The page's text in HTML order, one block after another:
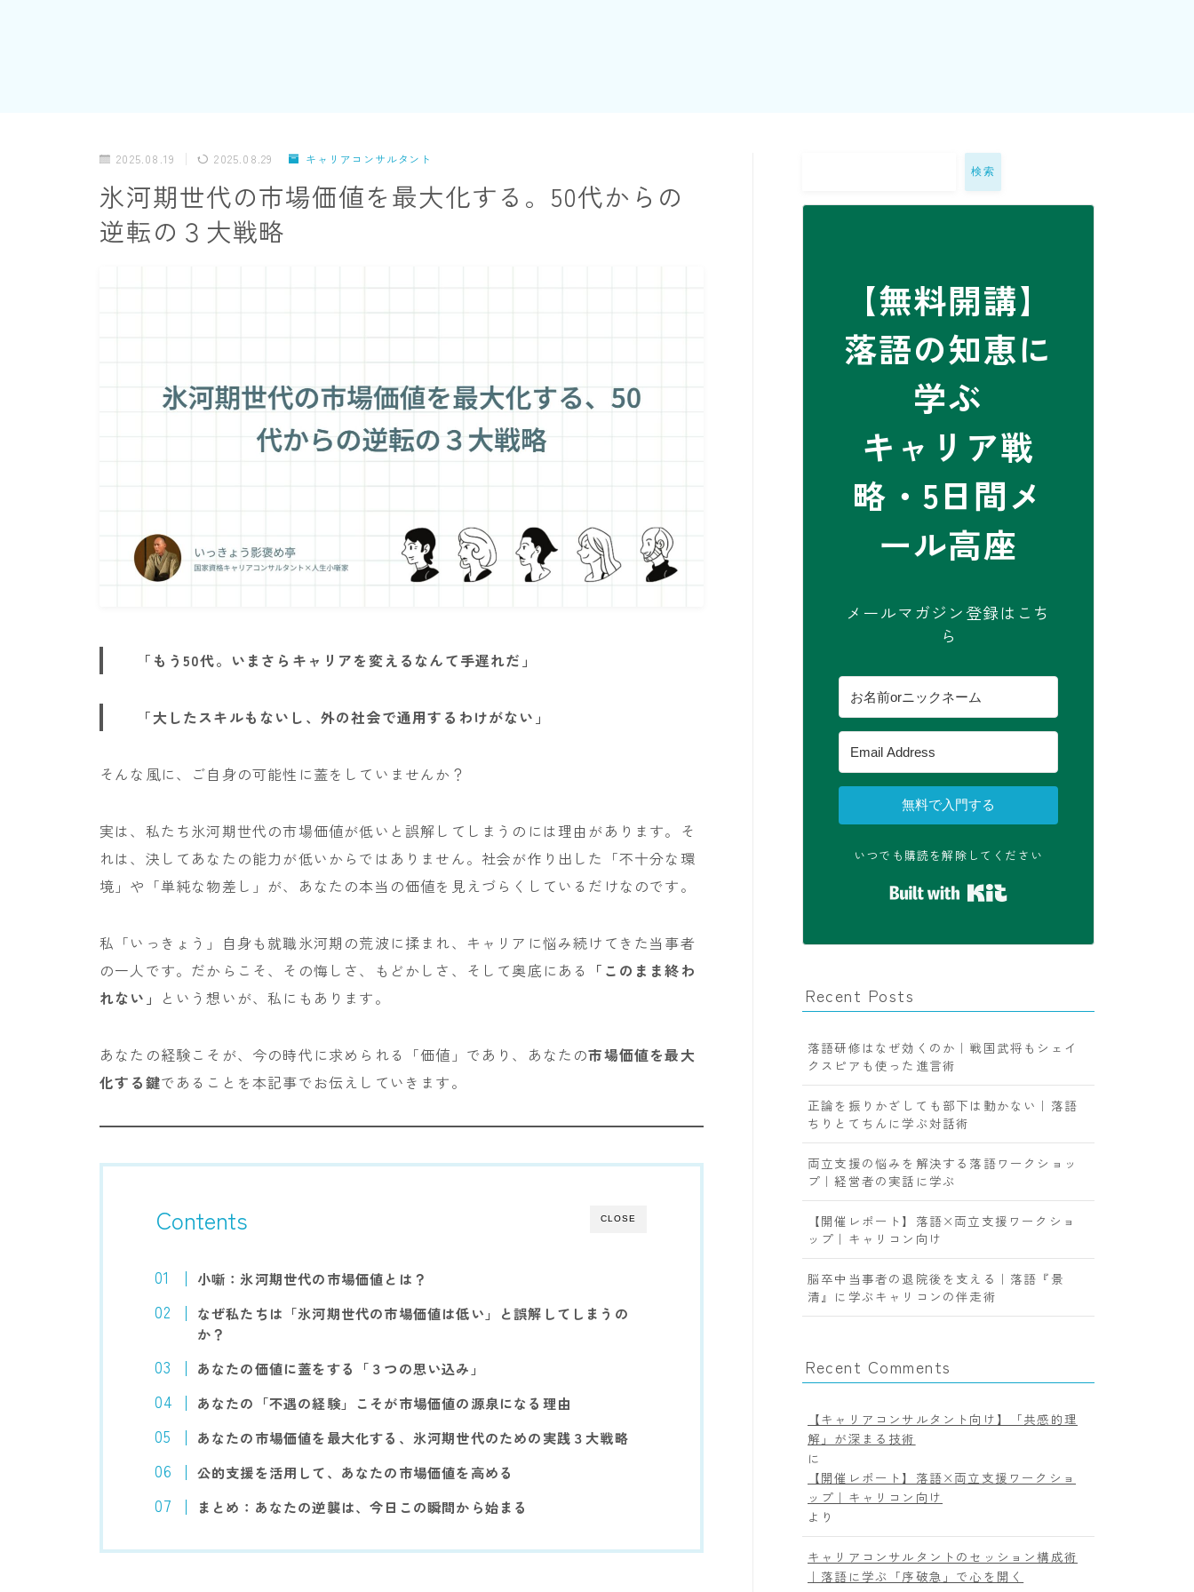
2025.08.19 2025.08.29 キャリアコンサルタント
氷河期世代の市場価値を最大化する。50代からの
逆転の３大戦略
「もう50代。いまさらキャリアを変えるなんて手遅れだ」
「大したスキルもないし、外の社会で通用するわけがない」
そんな風に、ご自身の可能性に蓋をしていませんか？
実は、私たち氷河期世代の市場価値が低いと誤解してしまうのには理由があります。そ
れは、決してあなたの能力が低いからではありません。社会が作り出した「不十分な環
境」や「単純な物差し」が、あなたの本当の価値を見えづらくしているだけなのです。
私「いっきょう」自身も就職氷河期の荒波に揉まれ、キャリアに悩み続けてきた当事者
の一人です。だからこそ、その悔しさ、もどかしさ、そして奥底にある
「このまま終わ
れない」 という想いが、私にもあります。
あなたの経験こそが、今の時代に求められる「価値」であり、あなたの市場価値を最大
化する鍵であることを本記事でお伝えしていきます。
CLOSE
Contents
小噺：氷河期世代の市場価値とは？
なぜ私たちは「氷河期世代の市場価値は低い」と誤解してしまうの
か？
あなたの価値に蓋をする「３つの思い込み」
あなたの「不遇の経験」こそが市場価値の源泉になる理由
あなたの市場価値を最大化する、氷河期世代のための実践３大戦略
公的支援を活用して、あなたの市場価値を高める
まとめ：あなたの逆襲は、今日この瞬間から始まる
検索
【無料開講】
落語の知恵に
学ぶ
キャリア戦
略・5日間メ
ール高座
メールマガジン登録はこち
ら
無料で入門する
いつでも購読を解除してください
Recent Posts
落語研修はなぜ効くのか｜戦国武将もシェイ
クスピアも使った進言術
正論を振りかざしても部下は動かない｜落語
ちりとてちんに学ぶ対話術
両立支援の悩みを解決する落語ワークショッ
プ｜経営者の実話に学ぶ
【開催レポート】落語×両立支援ワークショ
ップ｜キャリコン向け
脳卒中当事者の退院後を支える｜落語『景
清』に学ぶキャリコンの伴走術
Recent Comments
【キャリアコンサルタント向け】「共感的理
解」が深まる技術
に
【開催レポート】落語×両立支援ワークショ
ップ｜キャリコン向け
より
キャリアコンサルタントのセッション構成術
｜落語に学ぶ「序破急」で心を開く